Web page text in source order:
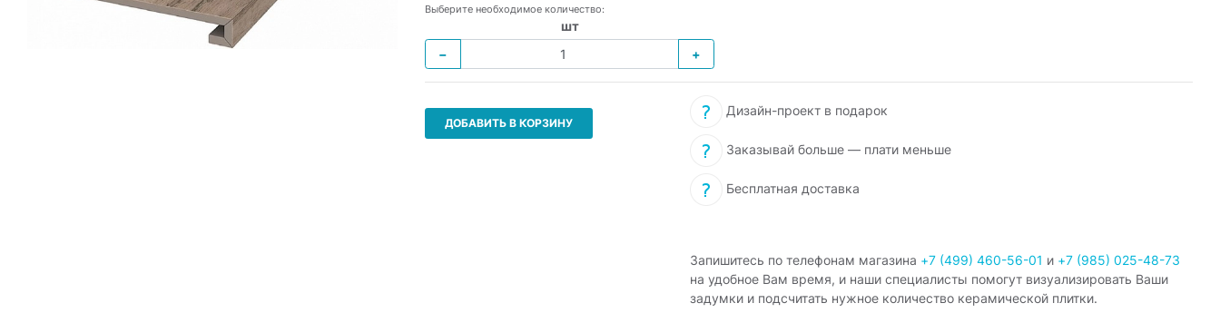
Выберите необходимое количество:
шт
−
+
ДОБАВИТЬ В КОРЗИНУ
Дизайн-проект в подарок
Заказывай больше — плати меньше
Бесплатная доставка
Запишитесь по телефонам магазина +7 (499) 460-56-01 и +7 (985) 025-48-73
на удобное Вам время, и наши специалисты помогут визуализировать Ваши
задумки и подсчитать нужное количество керамической плитки.